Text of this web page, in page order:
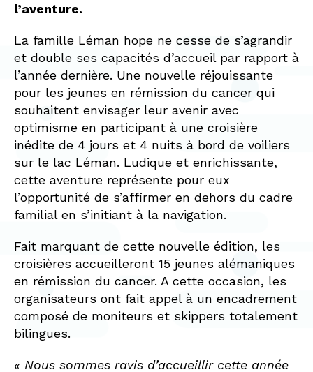
l’aventure.
La famille Léman hope ne cesse de s’agrandir
et double ses capacités d’accueil par rapport à
l’année dernière. Une nouvelle réjouissante
pour les jeunes en rémission du cancer qui
souhaitent envisager leur avenir avec
optimisme en participant à une croisière
inédite de 4 jours et 4 nuits à bord de voiliers
sur le lac Léman. Ludique et enrichissante,
cette aventure représente pour eux
l’opportunité de s’affirmer en dehors du cadre
familial en s’initiant à la navigation.
Fait marquant de cette nouvelle édition, les
croisières accueilleront 15 jeunes alémaniques
en rémission du cancer. A cette occasion, les
organisateurs ont fait appel à un encadrement
composé de moniteurs et skippers totalement
bilingues.
« Nous sommes ravis d’accueillir cette année